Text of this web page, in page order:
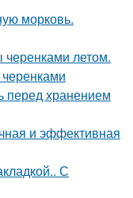
морковь.
летом.
перед хранением
и эффективная
С